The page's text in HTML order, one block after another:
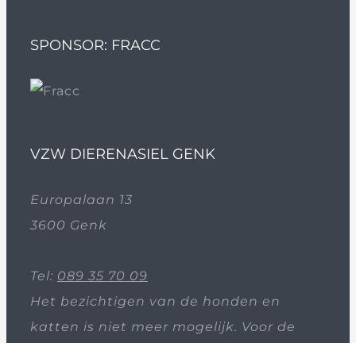
SPONSOR: FRACC
VZW DIERENASIEL GENK
Europalaan 13
3600 Genk
Tel: 089 35 70 09
Het bezichtigen van de honden en
katten is niet meer mogelijk. Voor de